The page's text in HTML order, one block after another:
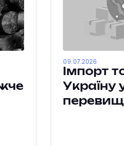
Імпорт
Україну
09.07.2026